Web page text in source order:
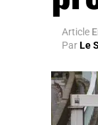
Article
ParLe